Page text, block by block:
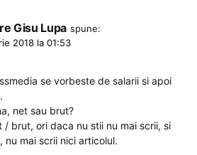
Gisu Lupa spune:
2018 la 01:53
se vorbeste de salarii si apoi
net sau brut?
brut, ori daca nu stii nu mai scrii, si
mai scrii nici articolul.